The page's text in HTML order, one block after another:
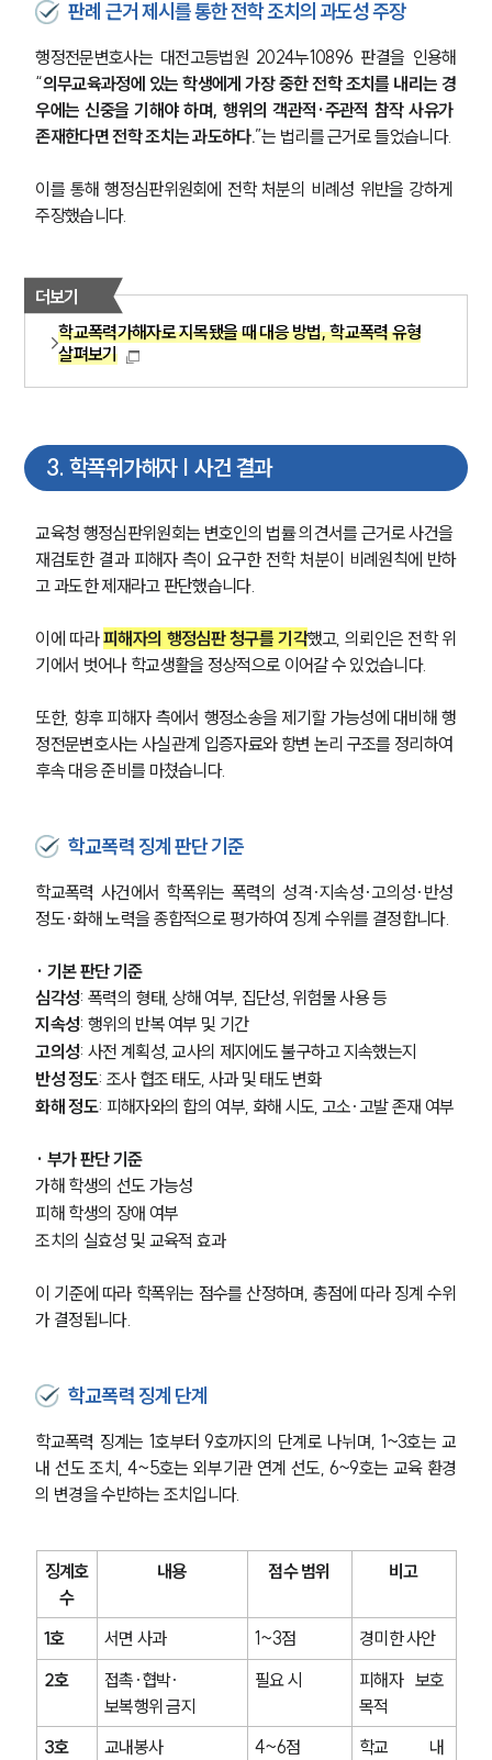
판례 근거 제시를 통한 전학 조치의 과도성 주장
행정전문변호사는 대전고등법원 2024누10896 판결을 인용해
“의무교육과정에 있는 학생에게 가장 중한 전학 조치를 내리는 경
우에는 신중을 기해야 하며, 행위의 객관적·주관적 참작 사유가
존재한다면 전학 조치는 과도하다.”는 법리를 근거로 들었습니다.
이를 통해 행정심판위원회에 전학 처분의 비례성 위반을 강하게
주장했습니다.
더보기
학교폭력가해자로 지목됐을 때 대응 방법, 학교폭력 유형
살펴보기
3. 학폭위가해자 | 사건 결과
교육청 행정심판위원회는 변호인의 법률 의견서를 근거로 사건을
재검토한 결과 피해자 측이 요구한 전학 처분이 비례원칙에 반하
고 과도한 제재라고 판단했습니다.
이에 따라 피해자의 행정심판 청구를 기각했고, 의뢰인은 전학 위
기에서 벗어나 학교생활을 정상적으로 이어갈 수 있었습니다.
또한, 향후 피해자 측에서 행정소송을 제기할 가능성에 대비해 행
정전문변호사는 사실관계 입증자료와 항변 논리 구조를 정리하여
후속 대응 준비를 마쳤습니다.
학교폭력 징계 판단 기준
학교폭력 사건에서 학폭위는 폭력의 성격·지속성·고의성·반성
정도·화해 노력을 종합적으로 평가하여 징계 수위를 결정합니다.
· 기본 판단 기준
심각성: 폭력의 형태, 상해 여부, 집단성, 위험물 사용 등
지속성: 행위의 반복 여부 및 기간
고의성: 사전 계획성, 교사의 제지에도 불구하고 지속했는지
반성 정도: 조사 협조 태도, 사과 및 태도 변화
화해 정도: 피해자와의 합의 여부, 화해 시도, 고소·고발 존재 여부
· 부가 판단 기준
가해 학생의 선도 가능성
피해 학생의 장애 여부
조치의 실효성 및 교육적 효과
이 기준에 따라 학폭위는 점수를 산정하며, 총점에 따라 징계 수위
가 결정됩니다.
학교폭력 징계 단계
학교폭력 징계는 1호부터 9호까지의 단계로 나뉘며, 1~3호는 교
내 선도 조치, 4~5호는 외부기관 연계 선도, 6~9호는 교육 환경
의 변경을 수반하는 조치입니다.
징계호
수
내용 점수 범위 비고
1호 서면 사과 1~3점
경미한 사안
2호
접촉·협박·
보복행위 금지
필요 시
피해자 보호
목적
3호
교내봉사 4~6점
학교 내